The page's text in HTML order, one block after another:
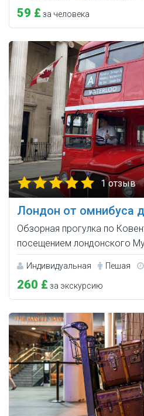
59 £ за человека
1 отзыв
Лондон от омнибуса
Обзорная прогулка по
посещением лондонского
Индивидуальная Пешая
260 £ за экскурсию